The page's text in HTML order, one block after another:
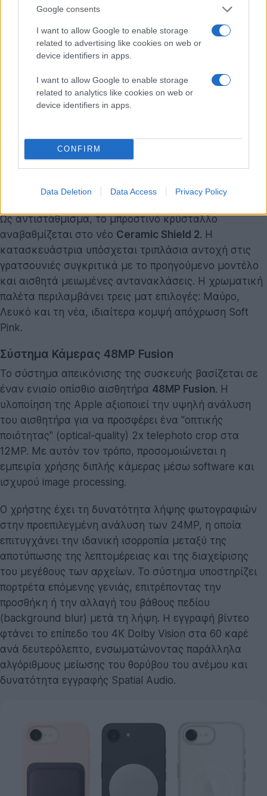
Google consents
I want to allow Google to enable storage
related to advertising like cookies on web or
device identifiers in apps.
I want to allow Google to enable storage
related to analytics like cookies on web or
device identifiers in apps.
CONFIRM
Data Deletion Data Access Privacy Policy
Το πάνελ είναιSuper Retina XDR OLED 6.1 ιντσών
μέγιστη φωτεινότητα που αγγίζει τα 1200 nits κατά
παραμένουν ενεργοί δύο βασικοί τεχνολογικοί
περιορισμοί. Αρχικά, ο ρυθμός ανανέωσης διατηρείται
συσκευή διατηρεί την παραδοσιακή εγκοπή (notch)
στο άνω μέρος για το σύστημα TrueDepth του Face
Dynamic Island.
Ως αντιστάθμισμα, το μπροστινό κρύσταλλο
αναβαθμίζεται στο νέο Ceramic Shield 2. Η
κατασκευάστρια υπόσχεται τριπλάσια αντοχή στις
γρατσουνιές συγκριτικά με το προηγούμενο μοντέλο
και αισθητά μειωμένες αντανακλάσεις. Η χρωματική
παλέτα περιλαμβάνει τρεις ματ επιλογές: Μαύρο,
Λευκό και τη νέα, ιδιαίτερα κομψή απόχρωση Soft
Pink.
Σύστημα Κάμερας 48MP Fusion
Το σύστημα απεικόνισης της συσκευής βασίζεται σε
έναν ενιαίο οπίσθιο αισθητήρα 48MP Fusion. Η
υλοποίηση της Apple αξιοποιεί την υψηλή ανάλυση
του αισθητήρα για να προσφέρει ένα "οπτικής
ποιότητας" (optical-quality) 2x telephoto crop στα
12MP. Με αυτόν τον τρόπο, προσομοιώνεται η
εμπειρία χρήσης διπλής κάμερας μέσω software και
ισχυρού image processing.
Ο χρήστης έχει τη δυνατότητα λήψης φωτογραφιών
στην προεπιλεγμένη ανάλυση των 24MP, η οποία
επιτυγχάνει την ιδανική ισορροπία μεταξύ της
αποτύπωσης της λεπτομέρειας και της διαχείρισης
του μεγέθους των αρχείων. Το σύστημα υποστηρίζει
πορτρέτα επόμενης γενιάς, επιτρέποντας την
προσθήκη ή την αλλαγή του βάθους πεδίου
(background blur) μετά τη λήψη. Η εγγραφή βίντεο
φτάνει το επίπεδο του 4K Dolby Vision στα 60 καρέ
ανά δευτερόλεπτο, ενσωματώνοντας παράλληλα
αλγόριθμους μείωσης του θορύβου του ανέμου και
δυνατότητα εγγραφής Spatial Audio.